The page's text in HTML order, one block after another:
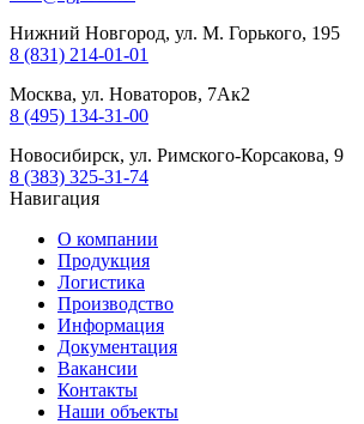
Нижний Новгород, ул. М. Горького, 195
8 (831) 214-01-01
Москва, ул. Новаторов, 7Ак2
8 (495) 134-31-00
Новосибирск, ул. Римского-Корсакова, 9
8 (383) 325-31-74
Навигация
О компании
Продукция
Логистика
Производство
Информация
Документация
Вакансии
Контакты
Наши объекты